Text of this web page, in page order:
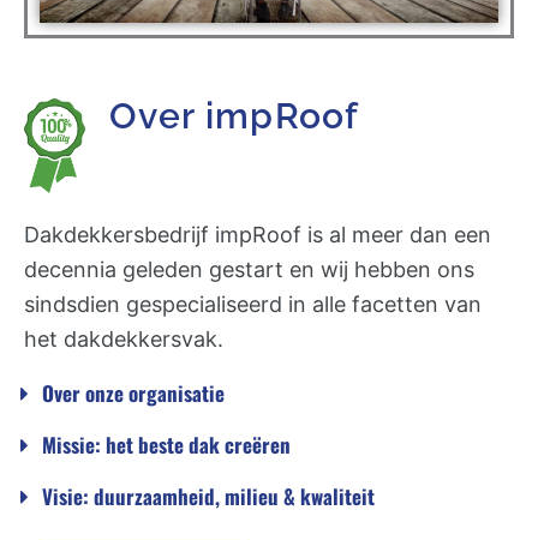
Over impRoof
Dakdekkersbedrijf impRoof is al meer dan een
decennia geleden gestart en wij hebben ons
sindsdien gespecialiseerd in alle facetten van
het dakdekkersvak.
Over onze organisatie
Missie: het beste dak creëren
Visie: duurzaamheid, milieu & kwaliteit